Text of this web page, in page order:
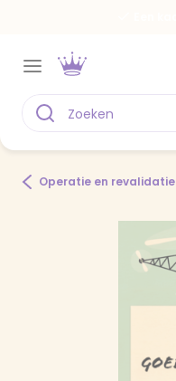
Operatie en revalidatie